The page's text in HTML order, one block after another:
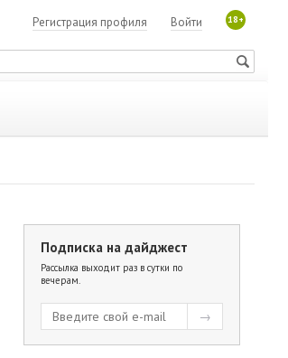
18+
Войти
Регистрация профиля
Подписка на дайджест
Рассылка выходит раз в сутки по
вечерам.